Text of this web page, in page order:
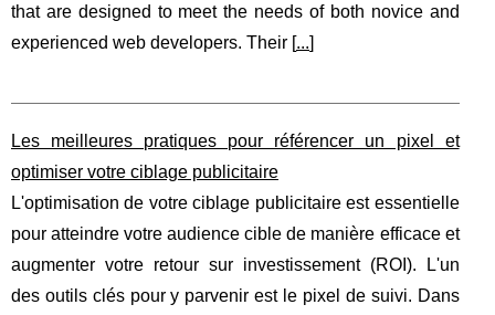
that are designed to meet the needs of both novice and
experienced web developers. Their [...]
Les meilleures pratiques pour référencer un pixel et
optimiser votre ciblage publicitaire
L'optimisation de votre ciblage publicitaire est essentielle
pour atteindre votre audience cible de manière efficace et
augmenter votre retour sur investissement (ROI). L'un
des outils clés pour y parvenir est le pixel de suivi. Dans